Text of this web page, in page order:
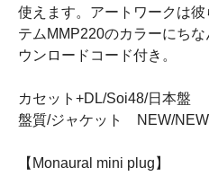
使えます。アートワークは
テムMMP220のカラーにち
ウンロードコード付き。
カセット+DL/Soi48/日本盤
盤質/ジャケット NEW/NEW
【Monaural mini plug】